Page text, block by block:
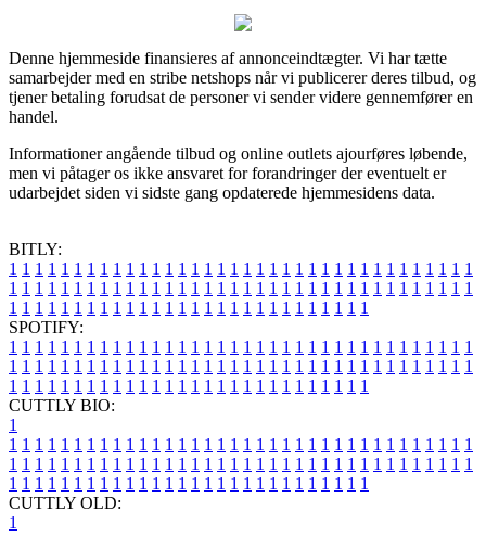
Denne hjemmeside finansieres af annonceindtægter. Vi har tætte
samarbejder med en stribe netshops når vi publicerer deres tilbud, og
tjener betaling forudsat de personer vi sender videre gennemfører en
handel.
Informationer angående tilbud og online outlets ajourføres løbende,
men vi påtager os ikke ansvaret for forandringer der eventuelt er
udarbejdet siden vi sidste gang opdaterede hjemmesidens data.
BITLY:
1 1 1 1 1 1 1 1 1 1 1 1 1 1 1 1 1 1 1 1 1 1 1 1 1 1 1 1 1 1 1 1 1 1 1 1
1 1 1 1 1 1 1 1 1 1 1 1 1 1 1 1 1 1 1 1 1 1 1 1 1 1 1 1 1 1 1 1 1 1 1 1
1 1 1 1 1 1 1 1 1 1 1 1 1 1 1 1 1 1 1 1 1 1 1 1 1 1 1 1
SPOTIFY:
1 1 1 1 1 1 1 1 1 1 1 1 1 1 1 1 1 1 1 1 1 1 1 1 1 1 1 1 1 1 1 1 1 1 1 1
1 1 1 1 1 1 1 1 1 1 1 1 1 1 1 1 1 1 1 1 1 1 1 1 1 1 1 1 1 1 1 1 1 1 1 1
1 1 1 1 1 1 1 1 1 1 1 1 1 1 1 1 1 1 1 1 1 1 1 1 1 1 1 1
CUTTLY BIO:
1
1 1 1 1 1 1 1 1 1 1 1 1 1 1 1 1 1 1 1 1 1 1 1 1 1 1 1 1 1 1 1 1 1 1 1 1
1 1 1 1 1 1 1 1 1 1 1 1 1 1 1 1 1 1 1 1 1 1 1 1 1 1 1 1 1 1 1 1 1 1 1 1
1 1 1 1 1 1 1 1 1 1 1 1 1 1 1 1 1 1 1 1 1 1 1 1 1 1 1 1
CUTTLY OLD:
1